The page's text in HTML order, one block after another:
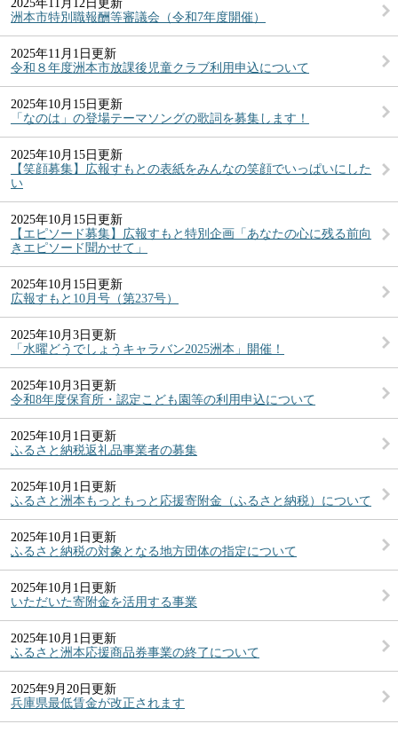
2025年11月12日更新
洲本市特別職報酬等審議会（令和7年度開催）
2025年11月1日更新
令和８年度洲本市放課後児童クラブ利用申込について
2025年10月15日更新
「なのは」の登場テーマソングの歌詞を募集します！
2025年10月15日更新
【笑顔募集】広報すもとの表紙をみんなの笑顔でいっぱいにした
い
2025年10月15日更新
【エピソード募集】広報すもと特別企画「あなたの心に残る前向
きエピソード聞かせて」
2025年10月15日更新
広報すもと10月号（第237号）
2025年10月3日更新
「水曜どうでしょうキャラバン2025洲本」開催！
2025年10月3日更新
令和8年度保育所・認定こども園等の利用申込について
2025年10月1日更新
ふるさと納税返礼品事業者の募集
2025年10月1日更新
ふるさと洲本もっともっと応援寄附金（ふるさと納税）について
2025年10月1日更新
ふるさと納税の対象となる地方団体の指定について
2025年10月1日更新
いただいた寄附金を活用する事業
2025年10月1日更新
ふるさと洲本応援商品券事業の終了について
2025年9月20日更新
兵庫県最低賃金が改正されます